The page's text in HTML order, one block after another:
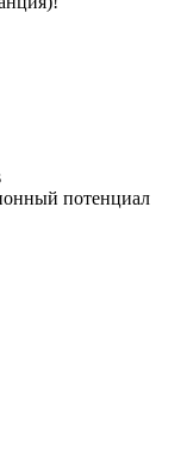
потенциал